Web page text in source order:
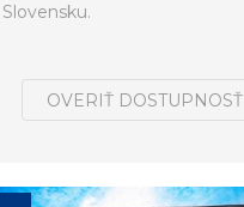
OVERIŤ DOSTUPNOSŤ